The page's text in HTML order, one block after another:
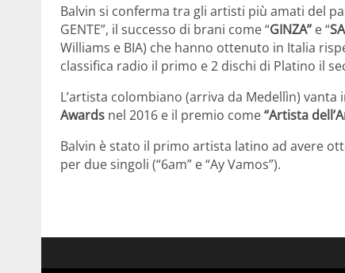
Balvin si conferma tra gli artisti più amati del
GENTE”, il successo di brani come “GINZA” e “
Williams e BIA) che hanno ottenuto in Italia
classifica radio il primo e 2 dischi di Platino il
L’artista colombiano (arriva da Medellìn)
Awards nel 2016 e il premio come“Artista
Balvin è stato il primo artista latino ad avere
per due singoli (“6am” e “Ay Vamos”).